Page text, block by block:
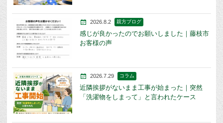
2026.8.2 親方ブログ
感じが良かったのでお願いしました｜藤枝市
お客様の声
2026.7.29 コラム
近隣挨拶がないまま工事が始まった｜突然
「洗濯物をしまって」と言われたケース